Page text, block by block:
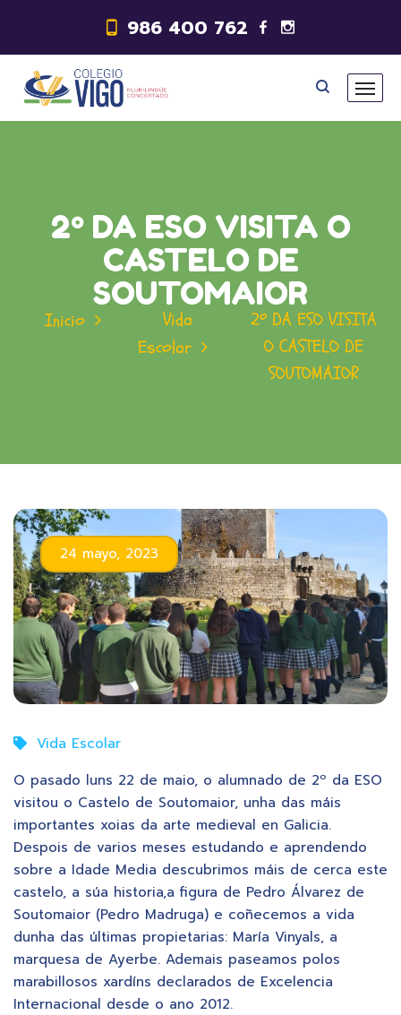
986 400 762
2º DA ESO VISITA O
CASTELO DE
SOUTOMAIOR
Inicio
Vida
Escolar
2º DA ESO VISITA
O CASTELO DE
SOUTOMAIOR
24 mayo, 2023
Vida Escolar
O pasado luns 22 de maio, o alumnado de 2º da ESO
visitou o Castelo de Soutomaior, unha das máis
importantes xoias da arte medieval en Galicia.
Despois de varios meses estudando e aprendendo
sobre a Idade Media descubrimos máis de cerca este
castelo, a súa historia,a figura de Pedro Álvarez de
Soutomaior (Pedro Madruga) e coñecemos a vida
dunha das últimas propietarias: María Vinyals, a
marquesa de Ayerbe. Ademais paseamos polos
marabillosos xardíns declarados de Excelencia
Internacional desde o ano 2012.